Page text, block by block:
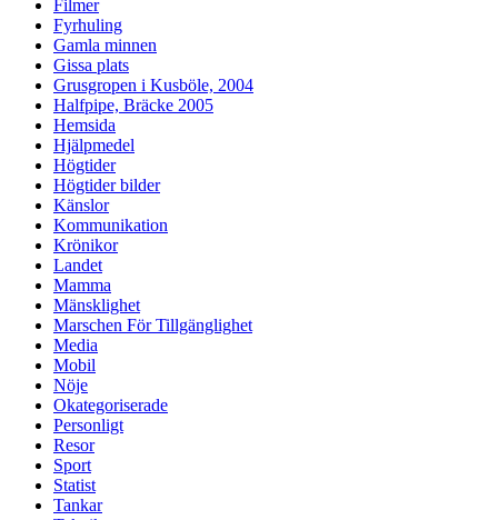
Filmer
Fyrhuling
Gamla minnen
Gissa plats
Grusgropen i Kusböle, 2004
Halfpipe, Bräcke 2005
Hemsida
Hjälpmedel
Högtider
Högtider bilder
Känslor
Kommunikation
Krönikor
Landet
Mamma
Mänsklighet
Marschen För Tillgänglighet
Media
Mobil
Nöje
Okategoriserade
Personligt
Resor
Sport
Statist
Tankar